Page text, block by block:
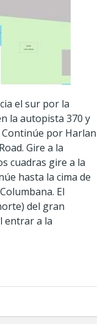
el sur por la
la autopista 370 y
por Harlan
Gire a la
cuadras gire a la
hasta la cima de
El
del gran
entrar a la